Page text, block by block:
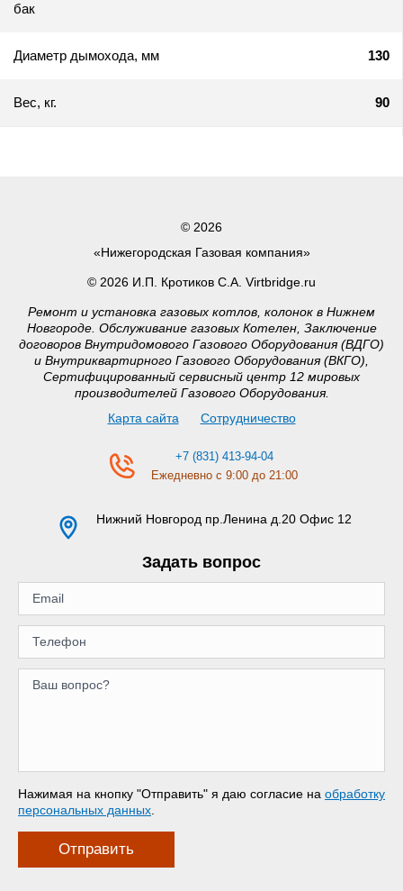
бак
Диаметр дымохода, мм 130
Вес, кг. 90
© 2026
«Нижегородская Газовая компания»
© 2026 И.П. Кротиков С.А. Virtbridge.ru
Ремонт и установка газовых котлов, колонок в Нижнем
Новгороде. Обслуживание газовых Котелен, Заключение
договоров Внутридомового Газового Оборудования (ВДГО)
и Внутриквартирного Газового Оборудования (ВКГО),
Сертифицированный сервисный центр 12 мировых
производителей Газового Оборудования.
Карта сайта
Сотрудничество
+7 (831) 413-94-04
Ежедневно с 9:00 до 21:00
Нижний Новгород пр.Ленина д.20 Офис 12
Задать вопрос
Нажимая на кнопку "Отправить" я даю согласие на обработку
персональных данных
Отправить